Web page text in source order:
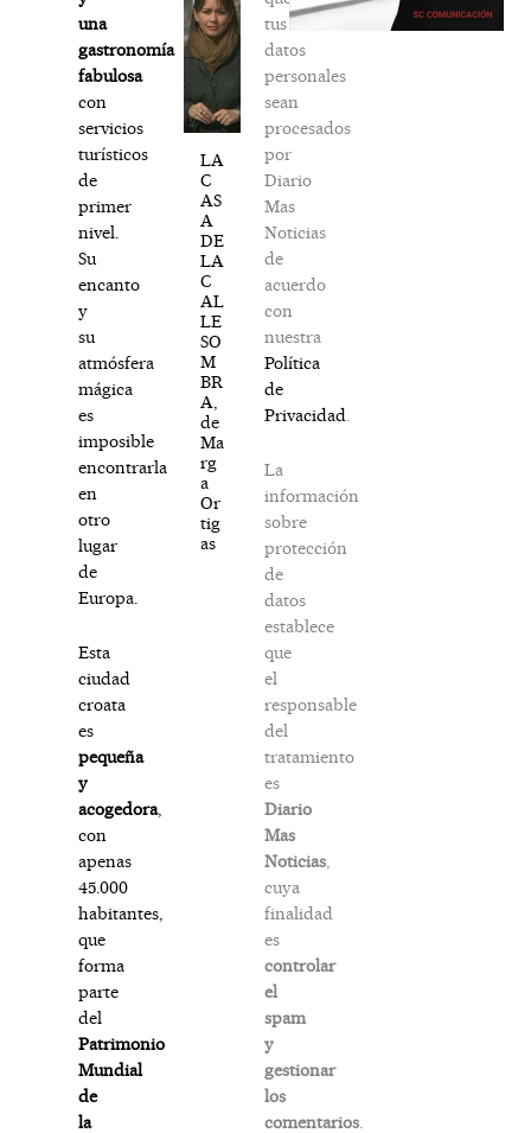
una
gastronomía
fabulosa
con
servicios
turísticos
de
primer
nivel.
Su
encanto
y
su
atmósfera
mágica
es
imposible
encontrarla
en
otro
lugar
de
Europa.
Esta
ciudad
croata
es
pequeña
y
acogedora,
con
apenas
45.000
habitantes,
que
forma
parte
del
Patrimonio
Mundial
de
la
LA
C
AS
A
DE
LA
C
AL
LE
SO
M
BR
A,
de
Ma
rg
a
Or
tig
as
tus
datos
personales
sean
procesados
por
Diario
Mas
Noticias
de
acuerdo
con
nuestra
Política
de
Privacidad
La
información
sobre
protección
de
datos
establece
que
el
responsable
del
tratamiento
es
Diario
Mas
Noticias
cuya
finalidad
es
controlar
el
spam
y
gestionar
los
comentarios